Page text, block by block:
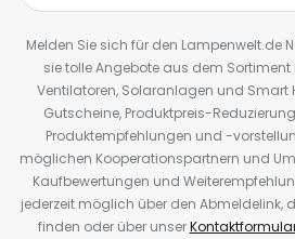
Melden Sie sich für den Lampenwelt.de
sie tolle Angebote aus dem
Ventilatoren, Solaranlagen und Smart
Gutscheine, Produktpreis-
Produktempfehlungen und -
möglichen Kooperationspartnern und
Kaufbewertungen und
jederzeit möglich über den Abmeldelink,
finden oder über unser